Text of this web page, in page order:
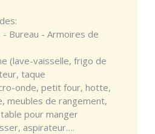
- Bureau - Armoires de
(lave-vaisselle, frigo de
taque
onde, petit four, hotte,
meubles de rangement,
pour manger
aspirateur….